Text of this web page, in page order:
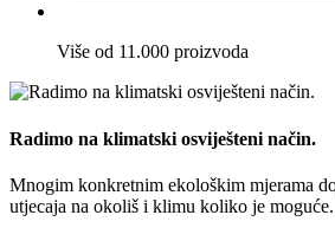
Više od 11.000 proizvoda
Radimo na klimatski osviješteni način.
Mnogim konkretnim ekološkim mjerama
utjecaja na okoliš i klimu koliko je moguće.